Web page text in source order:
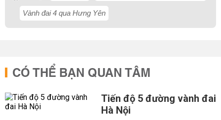
Vành đai 4 qua Hưng Yên
CÓ THỂ BẠN QUAN TÂM
Tiến độ 5 đường vành đai
Hà Nội